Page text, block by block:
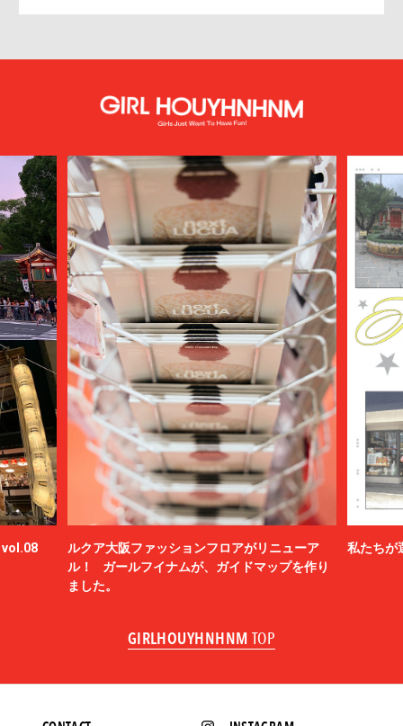
vol.08
ルクア大阪ファッションフロアがリニューア
ル！ ガールフイナムが、ガイドマップを作り
ました。
私たちが
GIRLHOUYHNHNM TOP